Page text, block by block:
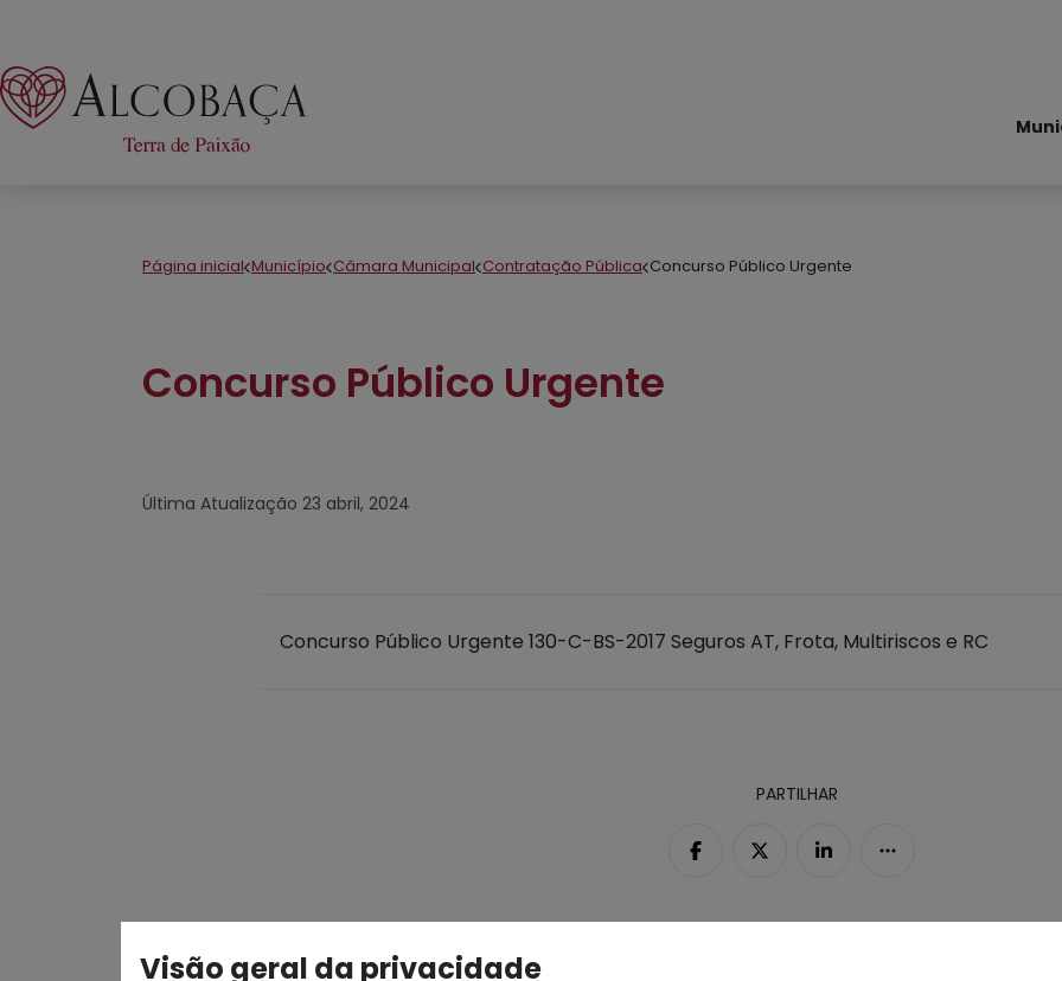
Página inicial Município Câmara Municipal Contratação Pública Concurso Público Urgente
Concurso Público Urgente
Última Atualização 23 abril, 2024
Concurso Público Urgente 130-C-BS-2017 Seguros AT, Frota, Multiriscos e RC
PARTILHAR
Visão geral da privacidade